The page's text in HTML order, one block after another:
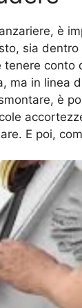
è
sia dentro
tenere conto
ma in linea
è
E poi,